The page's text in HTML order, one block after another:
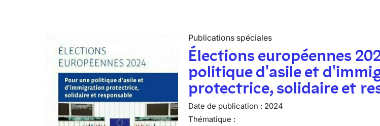
Publications spéciales
Élections européennes
politique d'asile et
protectrice, solidaire et
Date de publication : 2024
Thématique :